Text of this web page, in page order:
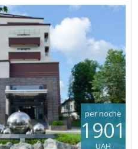
per noche
1901
UAH